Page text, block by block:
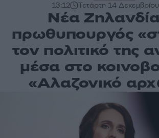
13:12 Τετάρτη 14
Νέα
πρωθυπουργός
τον πολιτικό της
μέσα στο
«Αλαζονικό